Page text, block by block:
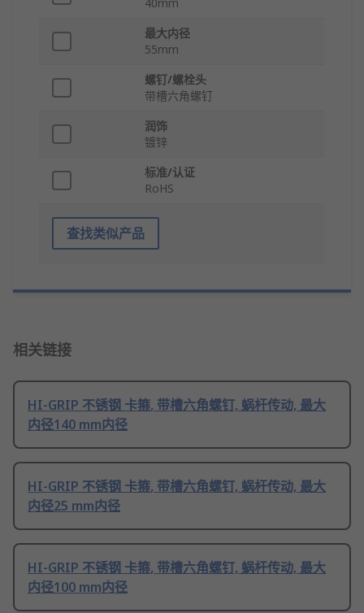
40mm
最大内径
55mm
螺钉/螺栓头
带槽六角螺钉
润饰
镀锌
标准/认证
RoHS
查找类似产品
相关链接
HI-GRIP 不锈钢 卡箍, 带槽六角螺钉, 蜗杆传动, 最大
内径140 mm内径
HI-GRIP 不锈钢 卡箍, 带槽六角螺钉, 蜗杆传动, 最大
内径25 mm内径
HI-GRIP 不锈钢 卡箍, 带槽六角螺钉, 蜗杆传动, 最大
内径100 mm内径